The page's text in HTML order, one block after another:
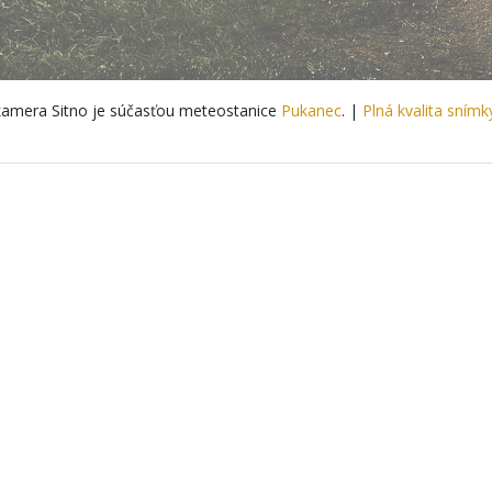
Sitno je súčasťou meteostanice Pukanec. | Plná kvalita